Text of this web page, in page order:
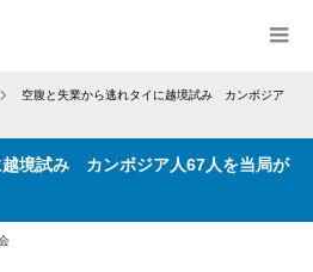
空腹と失業から逃れタイに越境試み カンボジア
越境試み カンボジア人67人を当局が